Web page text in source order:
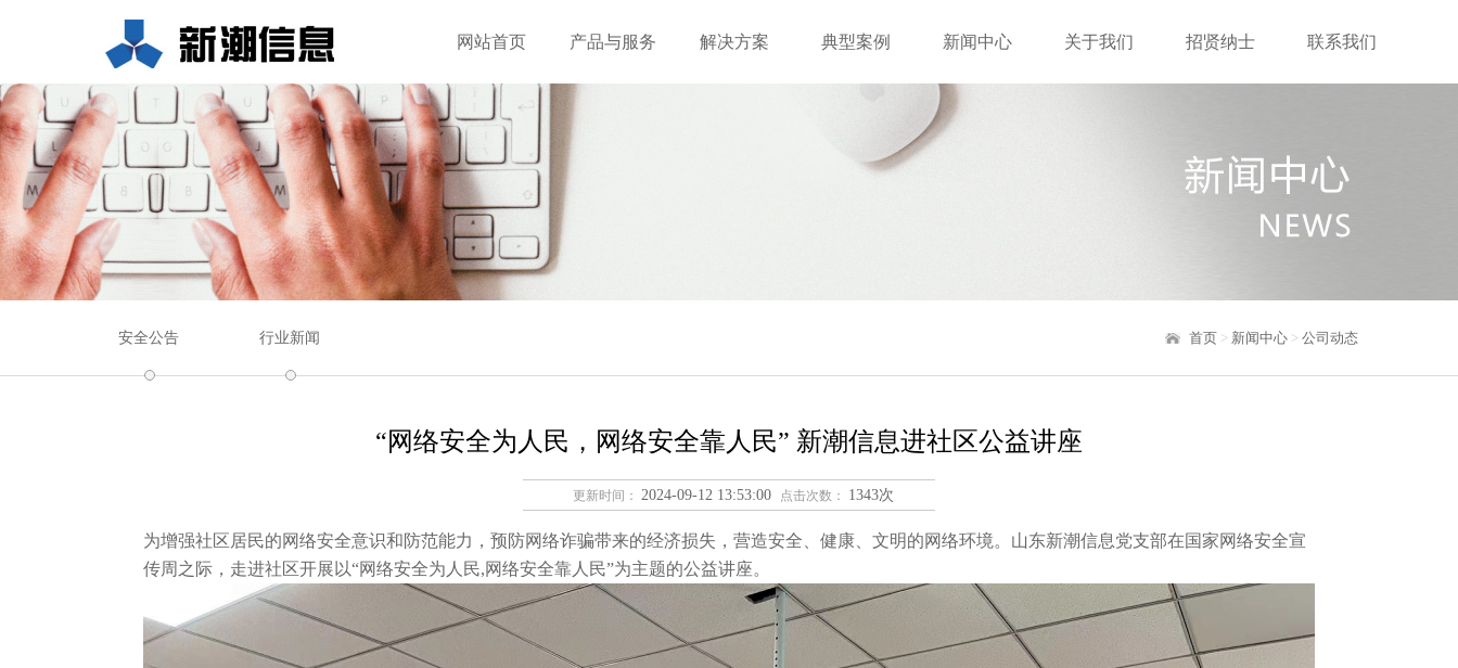
网站首页 产品与服务 解决方案 典型案例 新闻中心 关于我们 招贤纳士 联系我们
安全公告 行业新闻 首页 > 新闻中心 > 公司动态
“网络安全为人民，网络安全靠人民” 新潮信息进社区公益讲座
更新时间： 2024-09-12 13:53:00 点击次数： 1343次
为增强社区居民的网络安全意识和防范能力，预防网络诈骗带来的经济损失，营造安全、健康、文明的网络环境。 山东新潮信息党支部在国家网络安全宣
传周之际，走进社区开展以“网络安全为人民,网络安全靠人民”为主题的公益讲座。